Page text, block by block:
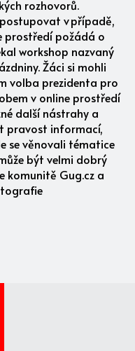
rozhovorů.
v případě,
prostředí požádá o
workshop nazvaný
Žáci si mohli
volba prezidenta pro
v online prostředí
další nástrahy a
pravost informací,
se věnovali tématice
být velmi dobrý
komunitě Gug.cz a